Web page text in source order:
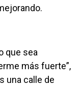
que sea
más fuerte”,
una calle de